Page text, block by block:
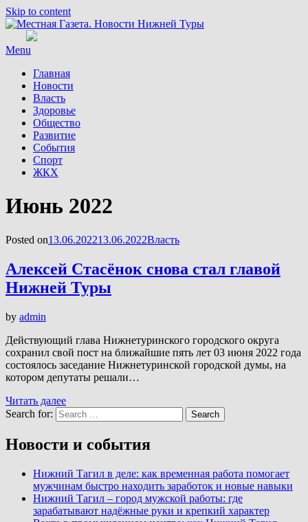
Skip to content
Menu
Главная
Новости
Власть
Здоровье
Общество
Развитие
События
Спорт
ЖКХ
Месяц
:
Июнь 2022
Posted on13.06.202213.06.2022Власть
Алексей Стасёнок снова стал главой
Нижней Туры
by admin
Действующий глава Нижнетуринского городского округа
сохранил свой пост на ближайшие пять лет 03 июня 2022 года
состоялось заседание Нижнетуринской городской думы, на
котором депутаты решали…
Читать далее
Search for:
Search
Новости и события
Нижний Тагил в деле: как временная работа помогает
мужчинам быстро находить заработок и новые навыки
Нижний Тагил – город мужской работы: где
зарабатывают надёжные руки и крепкий характер